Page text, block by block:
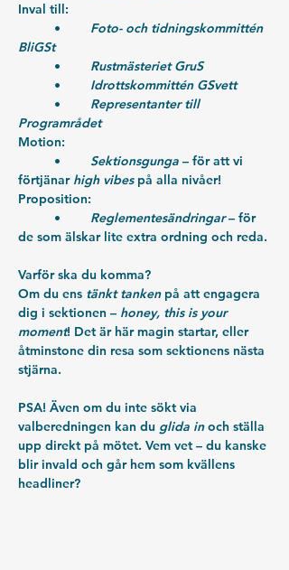
Inval till:
Foto- och tidningskommittén
BliGSt
Rustmästeriet GruS
Idrottskommittén GSvett
Representanter till
Programrådet
Motion:
Sektionsgunga – för att vi
förtjänar high vibes på alla nivåer!
Proposition:
Reglementesändringar – för
de som älskar lite extra ordning och reda.
Varför ska du komma?
Om du ens tänkt tanken på att engagera
dig i sektionen – honey, this is your
moment! Det är här magin startar, eller
åtminstone din resa som sektionens nästa
stjärna.
PSA! Även om du inte sökt via
valberedningen kan du glida in och ställa
upp direkt på mötet. Vem vet – du kanske
blir invald och går hem som kvällens
headliner?